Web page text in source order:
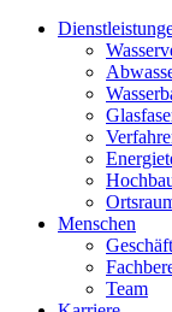
Menschen
Team